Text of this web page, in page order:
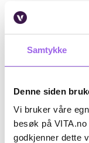
Samtykke
Denne siden
Vi bruker våre
besøk på
godkjenner dette
Bruk
Fordeler
Omtaler